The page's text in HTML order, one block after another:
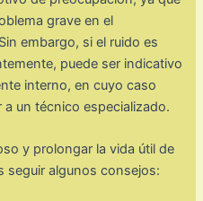
grave en el
embargo, si el ruido es
puede ser indicativo
interno, en cuyo caso
un técnico especializado.
y prolongar la vida útil de
seguir algunos consejos: